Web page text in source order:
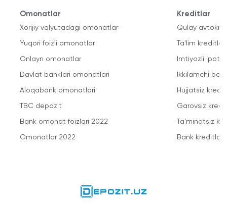
Omonatlar
Xorijiy valyutadagi omonatlar
Yuqori foizli omonatlar
Onlayn omonatlar
Davlat banklari omonatlari
Aloqabank omonatlari
TBC depozit
Bank omonat foizlari 2022
Omonatlar 2022
Kreditlar
Qulay
Ta'lim kreditlari
Imtiyozli
Ikkilamchi
Hujjatsiz
Garovsiz
Ta'minotsiz
Bank kreditlari